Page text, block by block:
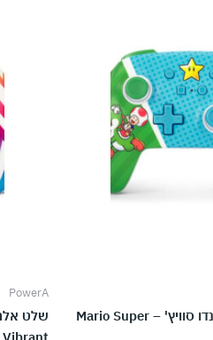
שלט אלחוטי לנינטנדו סוויץ' – Mario Super
PowerA